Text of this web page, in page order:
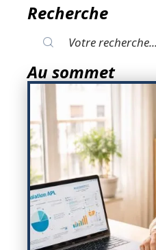
Recherche
Au sommet